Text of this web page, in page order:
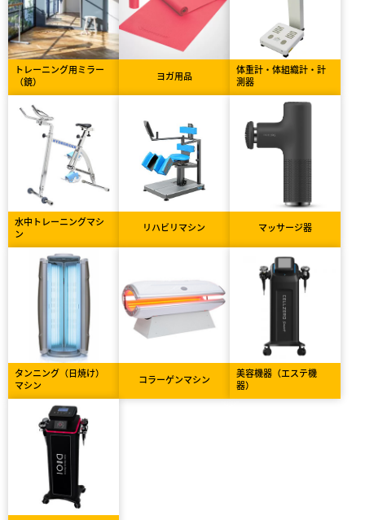
トレーニング用ミラー
（鏡）
ヨガ用品
体重計・体組織計・計
測器
水中トレーニングマシ
ン
リハビリマシン マッサージ器
タンニング（日焼け）
マシン
コラーゲンマシン
美容機器（エステ機
器）